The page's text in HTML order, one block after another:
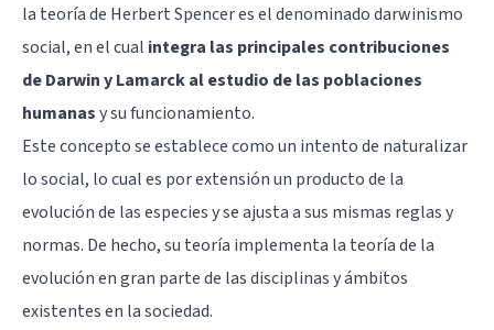
la teoría de Herbert Spencer es el denominado darwinismo
social, en el cual integra las principales contribuciones
de Darwin y Lamarck al estudio de las poblaciones
humanasy su funcionamiento.
Este concepto se establece como un intento de naturalizar
lo social, lo cual es por extensión un producto de la
evolución de las especies y se ajusta a sus mismas reglas y
normas. De hecho, su teoría implementa la teoría de la
evolución en gran parte de las disciplinas y ámbitos
existentes en la sociedad.